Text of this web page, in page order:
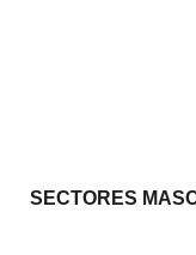
SECTORES